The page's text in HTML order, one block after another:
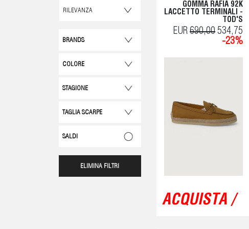
BRANDS
COLORE
STAGIONE
TAGLIA SCARPE
SALDI
ELIMINA FILTRI
GOMMA RAFIA 92K
LACCETTO TERMINALI -
TOD'S
EUR690,00534,75
-23%
ACQUISTA /